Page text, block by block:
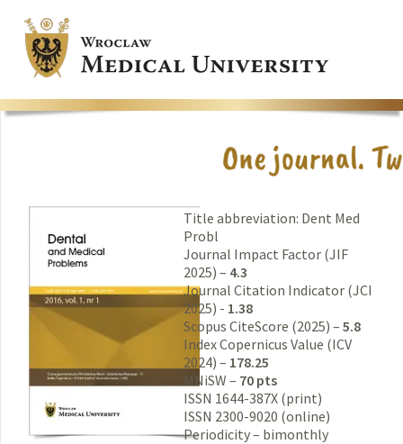
Title abbreviation: Dent Med
Probl
Journal Impact Factor (JIF
2025) – 4.3
Journal Citation Indicator (JCI
2025) - 1.38
Scopus CiteScore (2025) – 5.8
Index Copernicus Value (ICV
2024) – 178.25
MNiSW – 70 pts
ISSN 1644-387X (print)
ISSN 2300-9020 (online)
Periodicity – bimonthly